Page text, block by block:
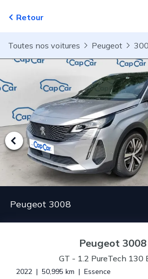
Retour
Toutes nos voitures Peugeot
Peugeot 3008
Peugeot 3008
GT - 1.2 PureTech 130
2022 | 50,995 km | Essence